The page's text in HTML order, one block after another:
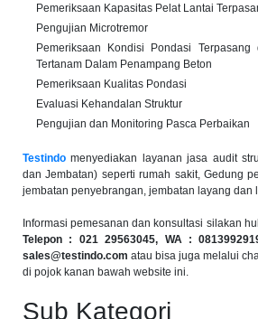
Pemeriksaan Kapasitas Pelat Lantai
Pengujian Microtremor
Pemeriksaan Kondisi Pondasi
Tertanam Dalam Penampang Beton
Pemeriksaan Kualitas Pondasi
Evaluasi Kehandalan Struktur
Pengujian dan Monitoring Pasca Perbaikan
Testindo menyediakan layanan jasa audit
dan Jembatan) seperti rumah sakit, Gedung
jembatan penyebrangan, jembatan layang dan
Informasi pemesanan dan konsultasi silakan
Telepon : 021 29563045, WA : 0
sales@testindo.com atau bisa juga melalui
di pojok kanan bawah website ini.
Sub Kategori